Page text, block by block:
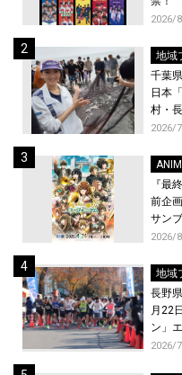
2026/
地域
千葉
日本
村・
2026/
『最
前企
サン
ーフ
2026/
地域
長野
月22
ン」
2026/